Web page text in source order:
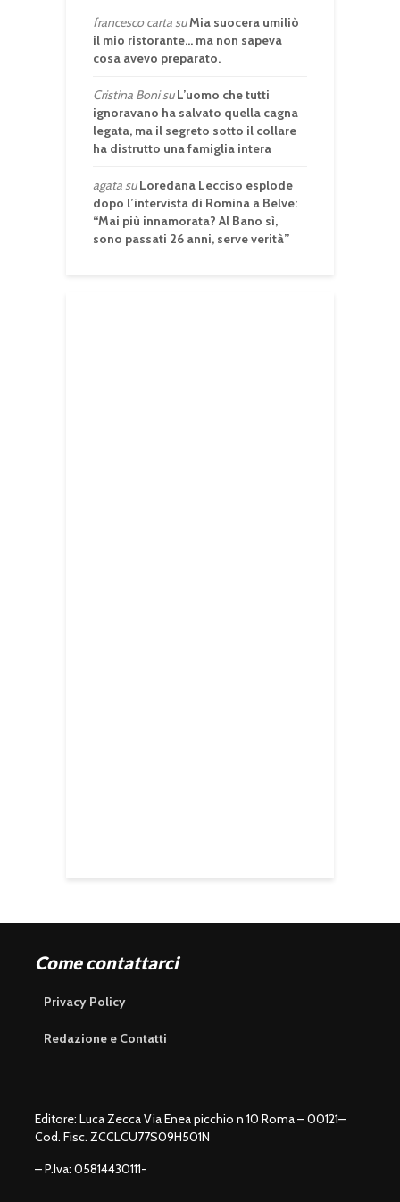
francesco cartasuMia suocera umiliò
il mio ristorante… ma non sapeva
cosa avevo preparato.
Cristina BonisuL’uomo che tutti
ignoravano ha salvato quella cagna
legata, ma il segreto sotto il collare
ha distrutto una famiglia intera
agatasuLoredana Lecciso esplode
dopo l’intervista di Romina a Belve:
“Mai più innamorata? Al Bano sì,
sono passati 26 anni, serve verità”
Come contattarci
Privacy Policy
Redazione e Contatti
Editore: Luca Zecca Via Enea picchio n 10 Roma – 00121–
Cod. Fisc. ZCCLCU77S09H501N
– P.Iva: 05814430111-